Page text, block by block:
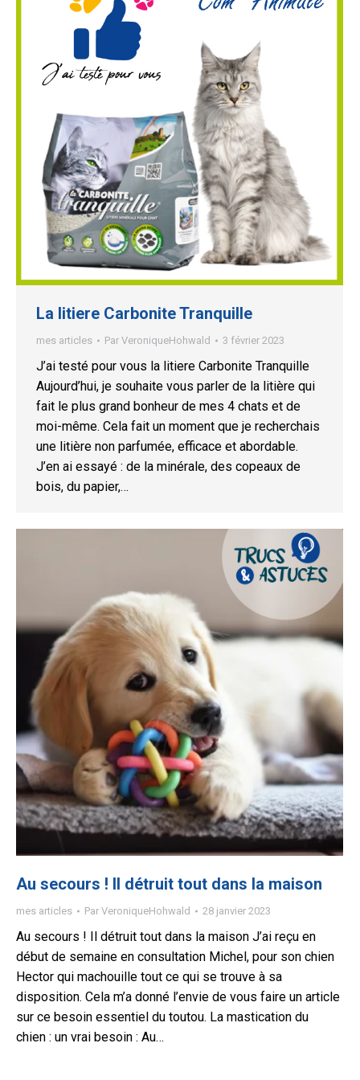
La litiere Carbonite Tranquille
mes articles Par VeroniqueHohwald 3 février 2023
J’ai testé pour vous la litiere Carbonite Tranquille
Aujourd’hui, je souhaite vous parler de la litière qui
fait le plus grand bonheur de mes 4 chats et de
moi-même. Cela fait un moment que je recherchais
une litière non parfumée, efficace et abordable.
J’en ai essayé : de la minérale, des copeaux de
bois, du papier,…
Au secours ! Il détruit tout dans la maison
mes articles Par VeroniqueHohwald 28 janvier 2023
Au secours ! Il détruit tout dans la maison J’ai reçu en
début de semaine en consultation Michel, pour son chien
Hector qui machouille tout ce qui se trouve à sa
disposition. Cela m’a donné l’envie de vous faire un article
sur ce besoin essentiel du toutou. La mastication du
chien : un vrai besoin : Au…